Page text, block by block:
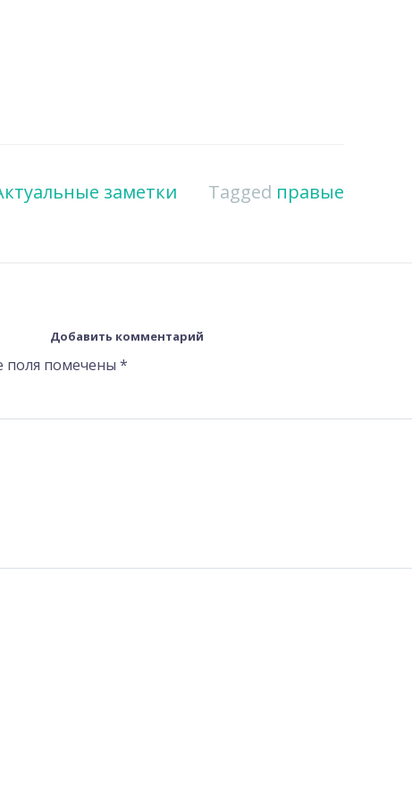
заметки Tagged правые
Добавить комментарий
поля помечены *